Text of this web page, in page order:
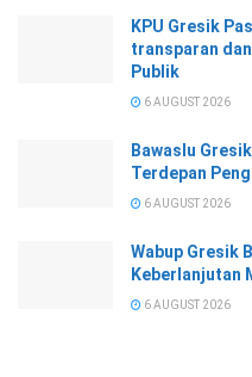
KPU Gresik
transparan
Publik
6 AUGUST 2026
Bawaslu
Terdepan
6 AUGUST 2026
Wabup Gresik
Keberlanjutan
6 AUGUST 2026